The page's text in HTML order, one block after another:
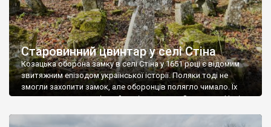
Старовинний цвинтар у селі Стіна
Козацька оборона замку в селі Стіна у 1651 році є відомим
звитяжним епізодом української історії. Поляки тоді не
змогли захопити замок, але оборонців полягло чимало. Їх
поховали на цвинтарі, який тоді називався Замковим. Нині на
ньому чимало хрестів 19 століття, є такі, де епітафії стер […]